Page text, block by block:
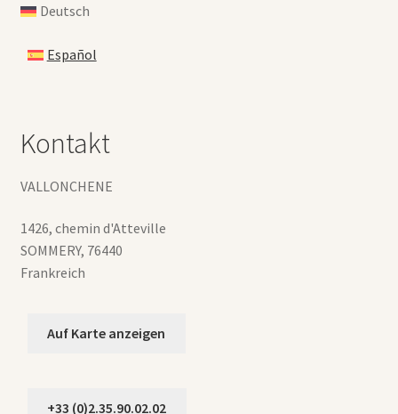
Deutsch
Español
Kontakt
VALLONCHENE
1426, chemin d'Atteville
SOMMERY, 76440
Frankreich
Auf Karte anzeigen
+33 (0)2.35.90.02.02